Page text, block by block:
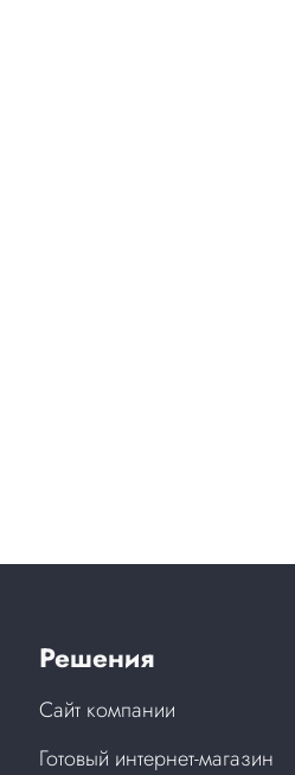
Решения
Сайт компании
Готовый интернет-магазин